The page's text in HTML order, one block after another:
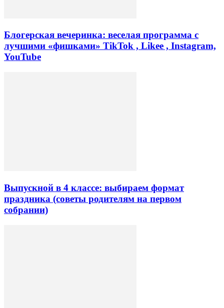
Блогерская вечеринка: веселая программа с
лучшими «фишками» TikTok , Likee , Instagram,
YouTube
Выпускной в 4 классе: выбираем формат
праздника (советы родителям на первом
собрании)